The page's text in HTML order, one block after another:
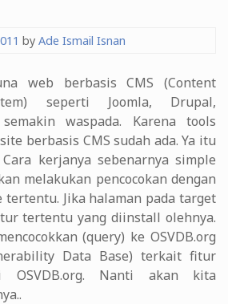
by Ade Ismail Isnan
web berbasis CMS (Content
seperti Joomla, Drupal,
waspada. Karena tools
berbasis CMS sudah ada. Ya itu
Cara kerjanya sebenarnya simple
melakukan pencocokan dengan
tertentu. Jika halaman pada target
tertentu yang diinstall olehnya.
(query) ke OSVDB.org
Data Base) terkait fitur
OSVDB.org. Nanti akan kita